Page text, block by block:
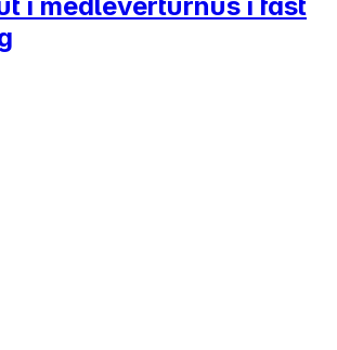
i medleverturnus i fast